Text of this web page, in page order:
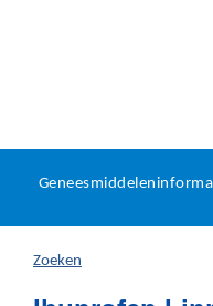
U
hier:
Zoeken